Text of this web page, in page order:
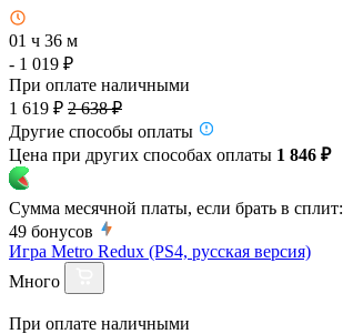
01 ч 36 м
- 1 019 ₽
При оплате наличными
1 619 ₽ 2 638 ₽
Другие способы оплаты
Цена при других способах оплаты 1 846 ₽
Сумма месячной платы, если брать в сплит:
49 бонусов
Игра Metro Redux (PS4, русская версия)
Много
При оплате наличными